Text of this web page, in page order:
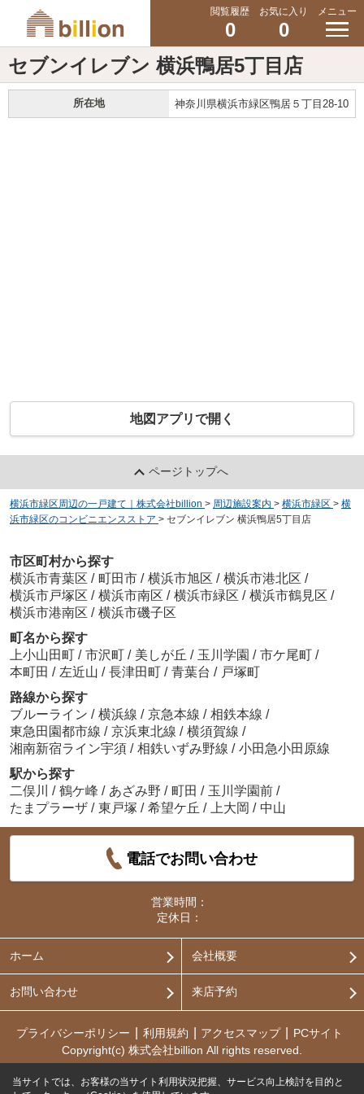
閲覧履歴
0
お気に入り
0
メニュー
セブンイレブン 横浜鴨居5丁目店
所在地 神奈川県横浜市緑区鴨居５丁目28-10
地図アプリで開く
ページトップへ
横浜市緑区周辺の一戸建て｜株式会社billion > 周辺施設案内 > 横浜市緑区 > 横
浜市緑区のコンビニエンスストア > セブンイレブン 横浜鴨居5丁目店
市区町村から探す
横浜市青葉区 / 町田市 / 横浜市旭区 / 横浜市港北区 /
横浜市戸塚区 / 横浜市南区 / 横浜市緑区 / 横浜市鶴見区 /
横浜市港南区 / 横浜市磯子区
町名から探す
上小山田町 / 市沢町 / 美しが丘 / 玉川学園 / 市ケ尾町 /
本町田 / 左近山 / 長津田町 / 青葉台 / 戸塚町
路線から探す
ブルーライン / 横浜線 / 京急本線 / 相鉄本線 /
東急田園都市線 / 京浜東北線 / 横須賀線 /
湘南新宿ライン宇須 / 相鉄いずみ野線 / 小田急小田原線
駅から探す
二俣川
/ 鶴ケ峰 / あざみ野 / 町田 / 玉川学園前 /
たまプラーザ / 東戸塚 / 希望ケ丘 / 上大岡 / 中山
電話でお問い合わせ
営業時間：
定休日：
ホーム 会社概要
お問い合わせ 来店予約
プライバシーポリシー 利用規約 アクセスマップ
PCサイト
Copyright(c) 株式会社billion All rights reserved.
当サイトでは、お客様の当サイト利用状況把握、サービス向上検討を目的と